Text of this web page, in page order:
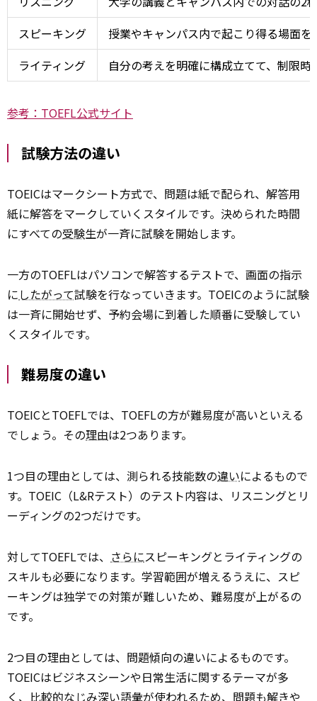
スピーキング
授業やキャンパス内で起こり得る場面を
ライティング
自分の考えを明確に構成立てて、制限
参考：TOEFL公式サイト
試験方法の違い
TOEICはマークシート方式で、問題は紙で配られ、解答用
紙に解答をマークしていくスタイルです。決められた時間
にすべての受験生が一斉に試験を開始します。
一方のTOEFLはパソコンで解答するテストで、画面の指示
にしたがって試験を行なっていきます。TOEICのように試験
は一斉に開始せず、予約会場に到着した順番に受験してい
くスタイルです。
難易度の違い
TOEICとTOEFLでは、TOEFLの方が難易度が高いといえる
でしょう。その理由は2つあります。
1つ目の理由としては、測られる技能数の違いによるもので
す。TOEIC（L&Rテスト）のテスト内容は、リスニングとリ
ーディングの2つだけです。
対してTOEFLでは、 さらにスピーキングとライティングの
スキルも必要になります。学習範囲が増えるうえに、スピ
ーキングは独学での対策が難しいため、難易度が上がるの
です。
2つ目の理由としては、問題傾向の違いによるものです。
TOEICはビジネスシーンや日常生活に関するテーマが多
く、比較的なじみ深い語彙が使われるため、問題も解きや